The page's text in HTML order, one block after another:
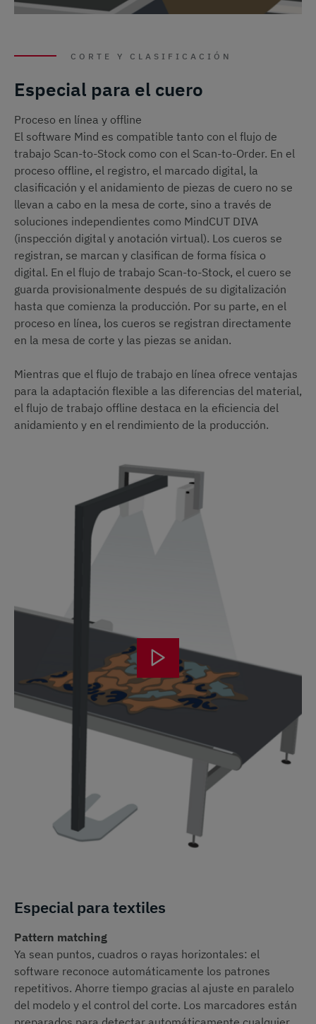
CORTE Y CLASIFICACIÓN
Especial para el cuero
Proceso en línea y offline
El software Mind es compatible tanto con el flujo de
trabajo Scan-to-Stock como con el Scan-to-Order. En el
proceso offline, el registro, el marcado digital, la
clasificación y el anidamiento de piezas de cuero no se
llevan a cabo en la mesa de corte, sino a través de
soluciones independientes como MindCUT DIVA
(inspección digital y anotación virtual). Los cueros se
registran, se marcan y clasifican de forma física o
digital. En el flujo de trabajo Scan-to-Stock, el cuero se
guarda provisionalmente después de su digitalización
hasta que comienza la producción. Por su parte, en el
proceso en línea, los cueros se registran directamente
en la mesa de corte y las piezas se anidan.
Mientras que el flujo de trabajo en línea ofrece ventajas
para la adaptación flexible a las diferencias del material,
el flujo de trabajo offline destaca en la eficiencia del
anidamiento y en el rendimiento de la producción.
Especial para textiles
Pattern matching
Ya sean puntos, cuadros o rayas horizontales: el
software reconoce automáticamente los patrones
repetitivos. Ahorre tiempo gracias al ajuste en paralelo
del modelo y el control del corte. Los marcadores están